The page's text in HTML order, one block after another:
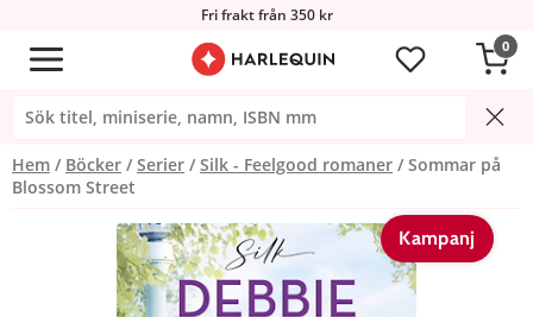
Fri frakt från 350 kr
0
Hem Böcker Serier Silk - Feelgood romaner
Sommar på
Blossom Street
Kampanj